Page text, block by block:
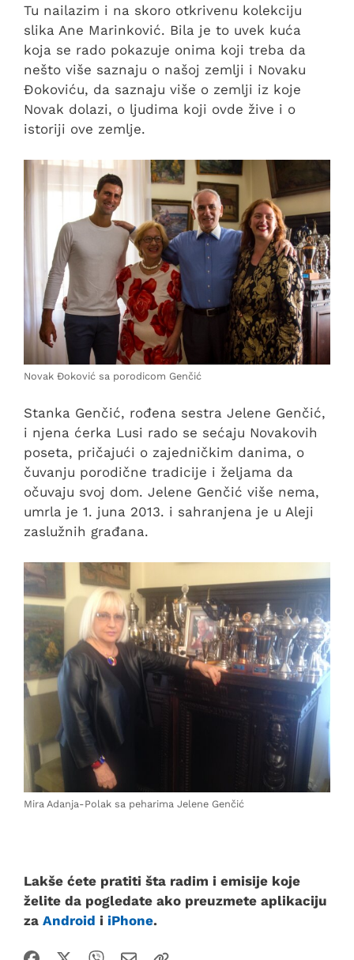
Tu nailazim i na skoro otkrivenu kolekciju
slika Ane Marinković. Bila je to uvek kuća
koja se rado pokazuje onima koji treba da
nešto više saznaju o našoj zemlji i Novaku
Đokoviću, da saznaju više o zemlji iz koje
Novak dolazi, o ljudima koji ovde žive i o
istoriji ove zemlje.
Novak Đoković sa porodicom Genčić
Stanka Genčić, rođena sestra Jelene Genčić,
i njena ćerka Lusi rado se sećaju Novakovih
poseta, pričajući o zajedničkim danima, o
čuvanju porodične tradicije i željama da
očuvaju svoj dom. Jelene Genčić više nema,
umrla je 1. juna 2013. i sahranjena je u Aleji
zaslužnih građana.
Mira Adanja-Polak sa peharima Jelene Genčić
Lakše ćete pratiti šta radim i emisije koje
želite da pogledate ako preuzmete aplikaciju
za Android i iPhone.